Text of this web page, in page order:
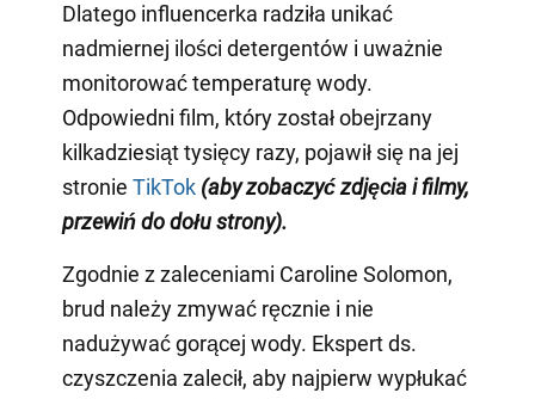
Dlatego influencerka radziła unikać
nadmiernej ilości detergentów i uważnie
monitorować temperaturę wody.
Odpowiedni film, który został obejrzany
kilkadziesiąt tysięcy razy, pojawił się na jej
stronie TikTok (aby zobaczyć zdjęcia i filmy,
przewiń do dołu strony).
Zgodnie z zaleceniami Caroline Solomon,
brud należy zmywać ręcznie i nie
nadużywać gorącej wody. Ekspert ds.
czyszczenia zalecił, aby najpierw wypłukać